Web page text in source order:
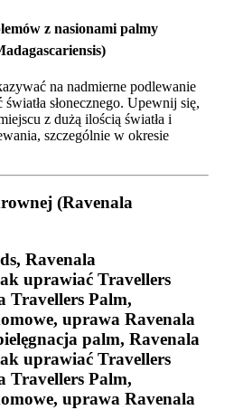
z nasionami palmy
na nadmierne podlewanie
słonecznego. Upewnij się,
z dużą ilością światła i
szczególnie w okresie
(Ravenala
Ravenala
uprawiać Travellers
Travellers Palm,
uprawa Ravenala
palm, Ravenala
uprawiać Travellers
Travellers Palm,
uprawa Ravenala